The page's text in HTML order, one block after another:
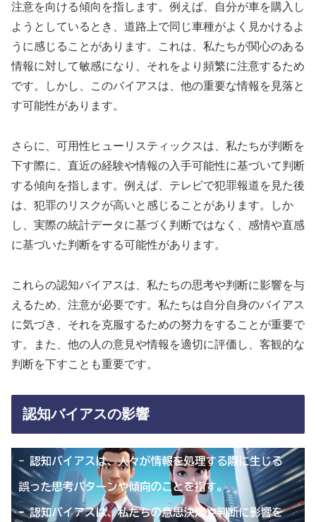
注意を向ける傾向を指します。例えば、自分が車を購入し
ようとしているとき、道路上で同じ車種がよく見かけるよ
うに感じることがあります。これは、私たちが関心のある
情報に対して敏感になり、それをより頻繁に注意するため
です。しかし、このバイアスは、他の重要な情報を見落と
す可能性があります。
さらに、可用性ヒューリスティックスは、私たちが判断を
下す際に、直近の経験や情報の入手可能性に基づいて判断
する傾向を指します。例えば、テレビで犯罪報道を見た後
は、犯罪のリスクが高いと感じることがあります。しか
し、実際の統計データに基づく判断ではなく、感情や直感
に基づいた判断をする可能性があります。
これらの認知バイアスは、私たちの思考や判断に影響を与
えるため、注意が必要です。私たちは自分自身のバイアス
に気づき、それを克服するための努力をすることが重要で
す。また、他の人の意見や情報を適切に評価し、客観的な
判断を下すことも重要です。
認知バイアスの影響